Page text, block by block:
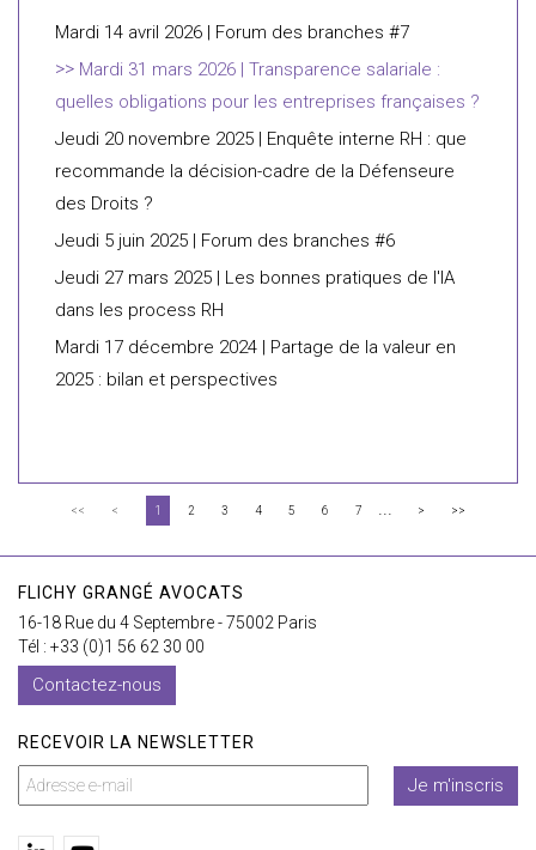
Mardi 14 avril 2026 | Forum des branches #7
Mardi 31 mars 2026 | Transparence salariale :
quelles obligations pour les entreprises françaises ?
Jeudi 20 novembre 2025 | Enquête interne RH : que
recommande la décision-cadre de la Défenseure
des Droits ?
Jeudi 5 juin 2025 | Forum des branches #6
Jeudi 27 mars 2025 | Les bonnes pratiques de l'IA
dans les process RH
Mardi 17 décembre 2024 | Partage de la valeur en
2025 : bilan et perspectives
<< < 1 2 3 4 5 6 7 ... > >>
FLICHY GRANGÉ AVOCATS
16-18 Rue du 4 Septembre - 75002 Paris
Tél : +33 (0)1 56 62 30 00
Contactez-nous
RECEVOIR LA NEWSLETTER
Je m'inscris